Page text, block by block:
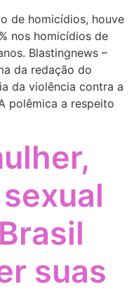
de homicídios, houve
nos homicídios de
Blastingnews –
da redação do
da violência contra a
polêmica a respeito
suas